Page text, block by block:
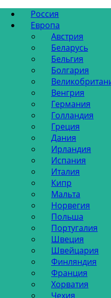
Россия
Европа
Австрия
Беларусь
Бельгия
Болгария
Венгрия
Германия
Голландия
Греция
Дания
Ирландия
Испания
Италия
Кипр
Мальта
Норвегия
Польша
Португалия
Швеция
Швейцария
Финляндия
Франция
Хорватия
Чехия